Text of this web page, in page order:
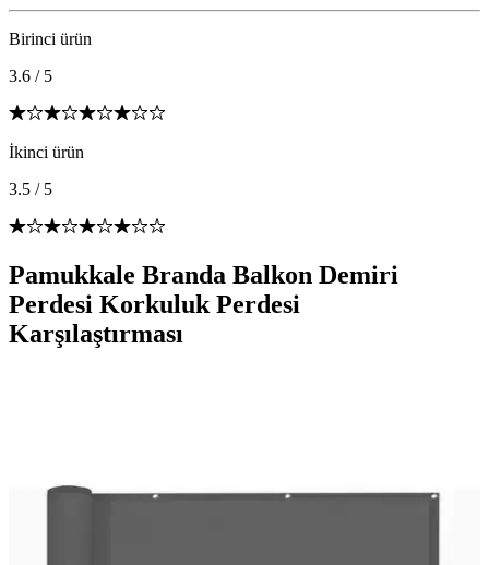
Birinci ürün
3.6 / 5
İkinci ürün
3.5 / 5
Pamukkale Branda Balkon Demiri
Perdesi Korkuluk Perdesi
Karşılaştırması